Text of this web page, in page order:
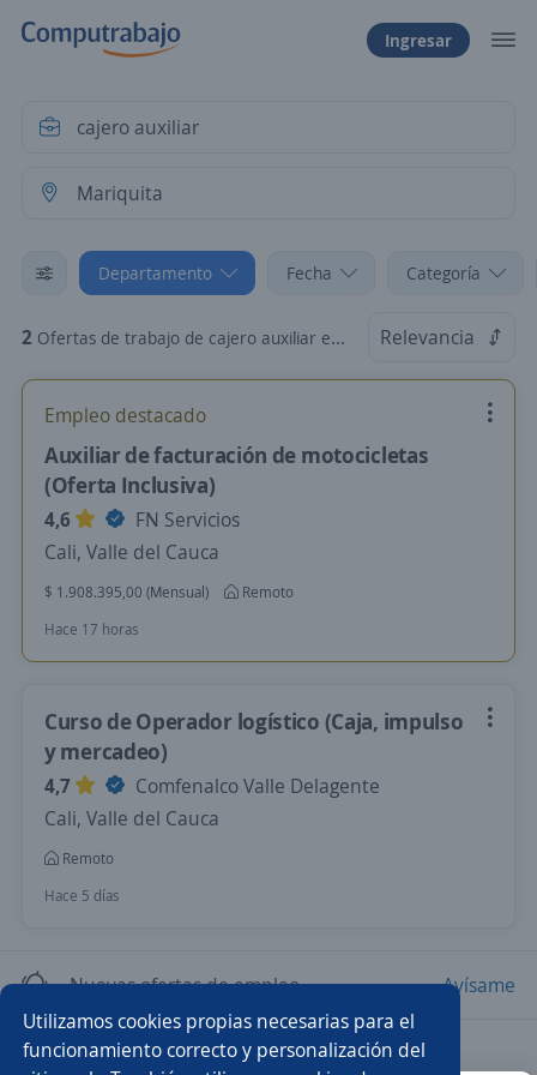
Utilizamos cookies propias necesarias para el
funcionamiento correcto y personalización del
Ingresar
Departamento Fecha Categoría
2 Ofertas de trabajo de cajero auxiliar en Mariquita, Tolima Relevancia
Empleo destacado
Auxiliar de facturación de motocicletas
(Oferta Inclusiva)
4,6
FN Servicios
Cali, Valle del Cauca
$ 1.908.395,00 (Mensual)
Remoto
Hace 17 horas
Curso de Operador logístico (Caja, impulso
y mercadeo)
4,7
Comfenalco Valle Delagente
Cali, Valle del Cauca
Remoto
Hace 5 días
Nuevas ofertas de empleo Avísame
Empleos similares